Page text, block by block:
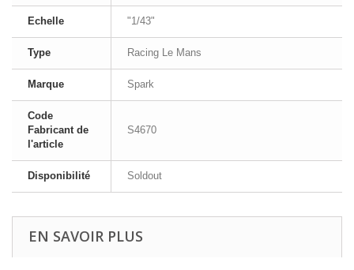
Echelle "1/43"
Type Racing Le Mans
Marque Spark
Code
Fabricant de
l'article
S4670
Disponibilité Soldout
EN SAVOIR PLUS